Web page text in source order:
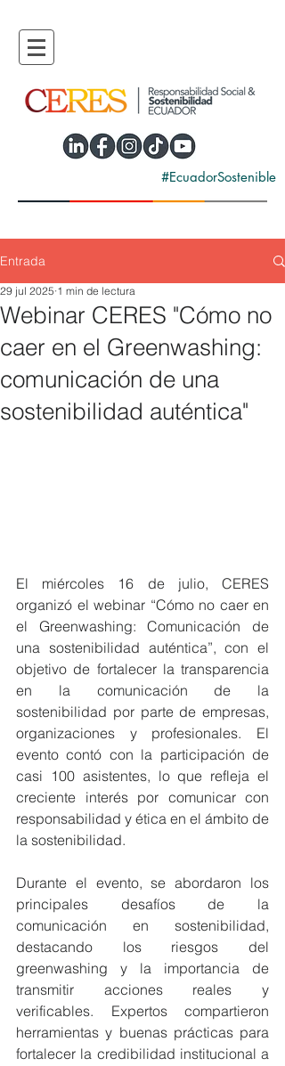
#EcuadorSostenible
Entrada
Webinar CERES "Cómo no
caer en el Greenwashing:
comunicación de una
sostenibilidad auténtica"
29 jul 2025 1 min de lectura
El miércoles 16 de julio, CERES
organizó el webinar “Cómo no caer en
el Greenwashing: Comunicación de
una sostenibilidad auténtica”, con el
objetivo de fortalecer la transparencia
en la comunicación de la
sostenibilidad por parte de empresas,
organizaciones y profesionales. El
evento contó con la participación de
casi 100 asistentes, lo que refleja el
creciente interés por comunicar con
responsabilidad y ética en el ámbito de
la sostenibilidad.
Durante el evento, se abordaron los
principales desafíos de la
comunicación en sostenibilidad,
destacando los riesgos del
greenwashing y la importancia de
transmitir acciones reales y
verificables. Expertos compartieron
herramientas y buenas prácticas para
fortalecer la credibilidad institucional a